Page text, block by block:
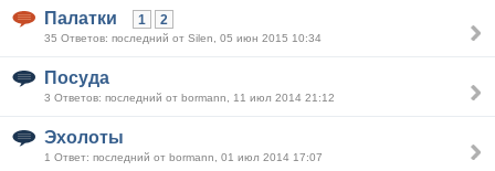
Палатки 1 2
35 Ответов: последний от Silen, 05 июн 2015 10:34
Посуда
3 Ответов: последний от bormann, 11 июл 2014 21:12
Эхолоты
1 Ответ: последний от bormann, 01 июл 2014 17:07